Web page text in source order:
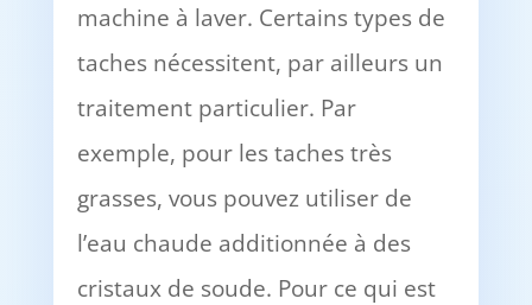
machine à laver. Certains types de
taches nécessitent, par ailleurs un
traitement particulier. Par
exemple, pour les taches très
grasses, vous pouvez utiliser de
l’eau chaude additionnée à des
cristaux de soude. Pour ce qui est